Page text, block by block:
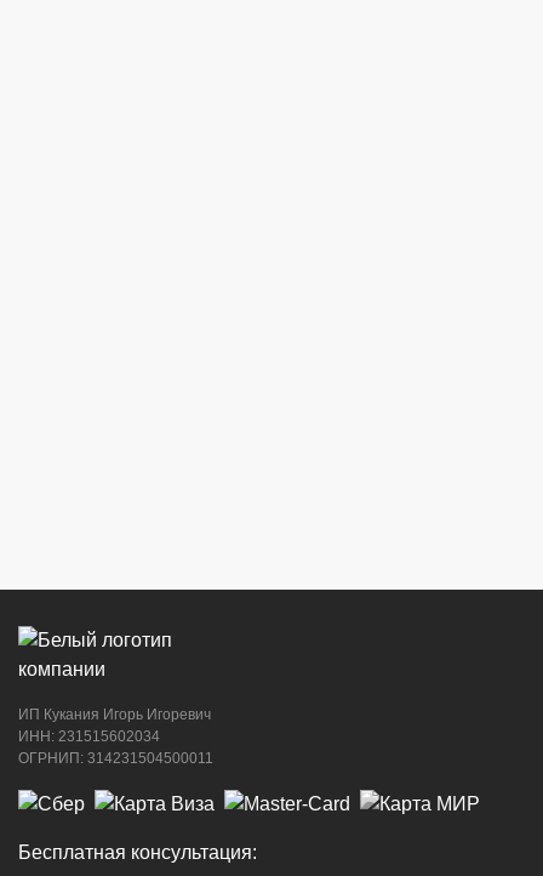
г. Новороссийск, ул. Котанова, 4
8 (964) 914-44-74
ИП Кукания Игорь Игоревич
ИНН: 231515602034
ОГРНИП: 314231504500011
Бесплатная консультация: